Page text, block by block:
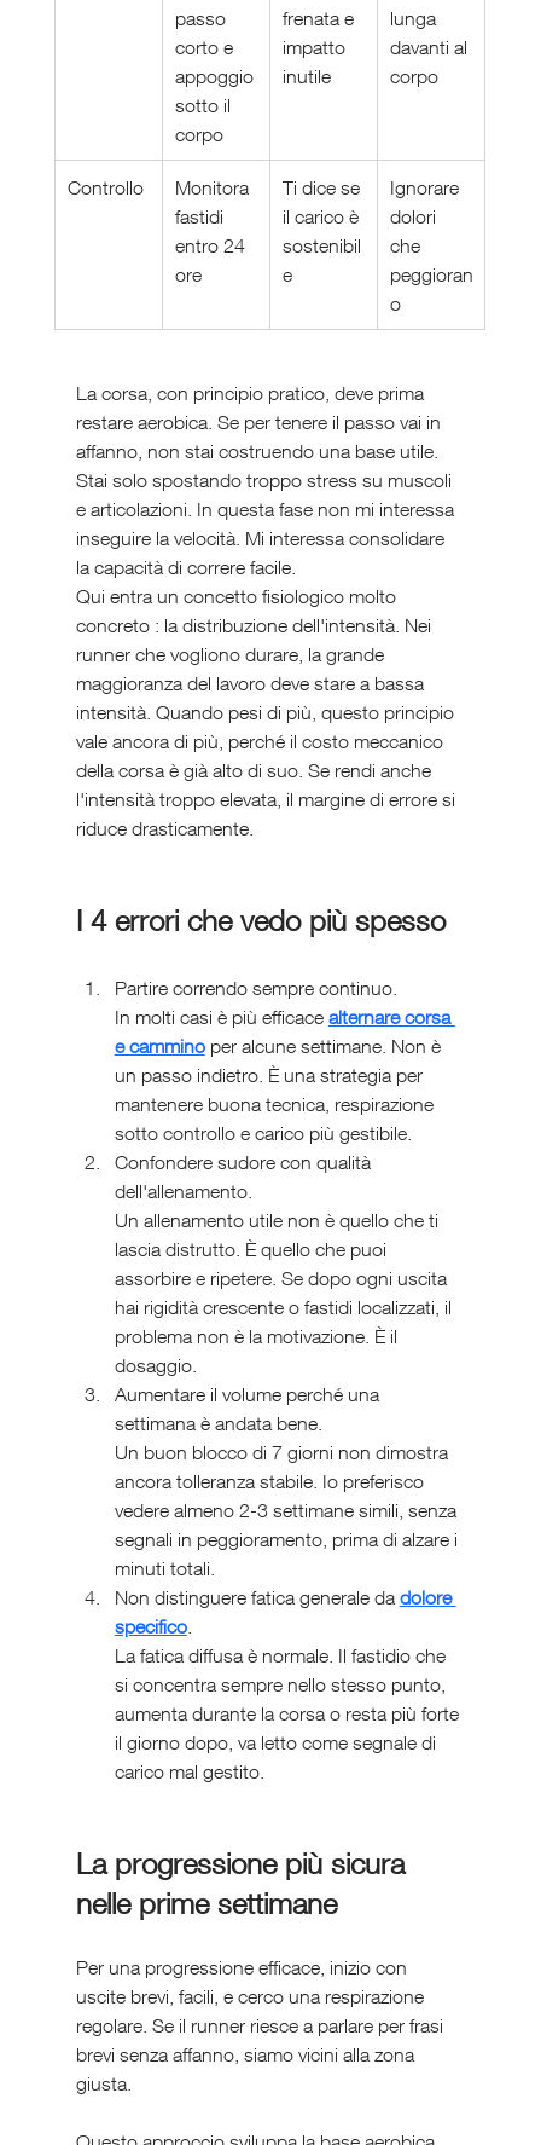
passo
corto e
appoggio
sotto il
corpo
frenata e
impatto
inutile
lunga
davanti al
corpo
Controllo
Monitora
fastidi
entro 24
ore
Ti dice se
il carico è
sostenibil
e
Ignorare
dolori
che
peggioran
o
La corsa, con principio pratico, deve prima
restare aerobica. Se per tenere il passo vai in
affanno, non stai costruendo una base utile.
Stai solo spostando troppo stress su muscoli
e articolazioni. In questa fase non mi interessa
inseguire la velocità. Mi interessa consolidare
la capacità di correre facile.
Qui entra un concetto fisiologico molto
concreto : la distribuzione dell'intensità. Nei
runner che vogliono durare, la grande
maggioranza del lavoro deve stare a bassa
intensità. Quando pesi di più, questo principio
vale ancora di più, perché il costo meccanico
della corsa è già alto di suo. Se rendi anche
l'intensità troppo elevata, il margine di errore si
riduce drasticamente.
I 4 errori che vedo più spesso
Partire correndo sempre continuo.
In molti casi è più efficace alternare corsa
e cammino per alcune settimane. Non è
un passo indietro. È una strategia per
mantenere buona tecnica, respirazione
sotto controllo e carico più gestibile.
Confondere sudore con qualità
dell'allenamento.
Un allenamento utile non è quello che ti
lascia distrutto. È quello che puoi
assorbire e ripetere. Se dopo ogni uscita
hai rigidità crescente o fastidi localizzati, il
problema non è la motivazione. È il
dosaggio.
Aumentare il volume perché una
settimana è andata bene.
Un buon blocco di 7 giorni non dimostra
ancora tolleranza stabile. Io preferisco
vedere almeno 2-3 settimane simili, senza
segnali in peggioramento, prima di alzare i
minuti totali.
Non distinguere fatica generale da dolore
specifico.
La fatica diffusa è normale. Il fastidio che
si concentra sempre nello stesso punto,
aumenta durante la corsa o resta più forte
il giorno dopo, va letto come segnale di
carico mal gestito.
La progressione più sicura
nelle prime settimane
Per una progressione efficace, inizio con
uscite brevi, facili, e cerco una respirazione
regolare. Se il runner riesce a parlare per frasi
brevi senza affanno, siamo vicini alla zona
giusta.